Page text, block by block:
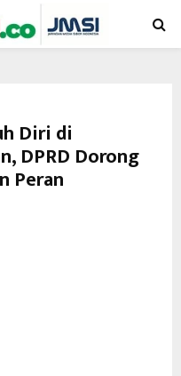
Diri di
DPRD Dorong
Peran